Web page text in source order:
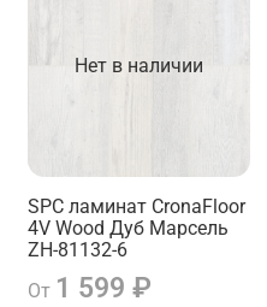
Нет в наличии
SPC ламинат CronaFloor
4V Wood Дуб Марсель
ZH-81132-6
От 1 599 ₽